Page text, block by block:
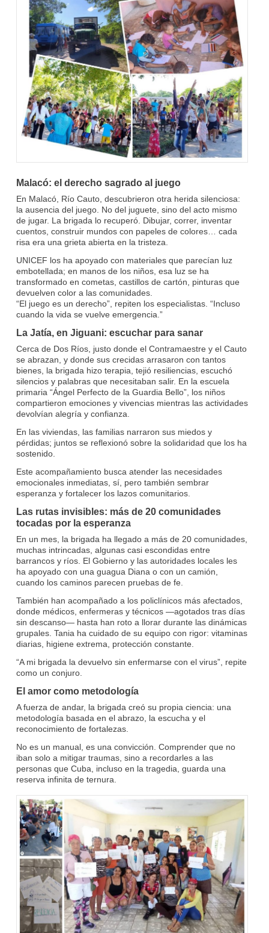
Malacó: el derecho sagrado al juego
En Malacó, Río Cauto, descubrieron otra herida silenciosa:
la ausencia del juego. No del juguete, sino del acto mismo
de jugar. La brigada lo recuperó. Dibujar, correr, inventar
cuentos, construir mundos con papeles de colores… cada
risa era una grieta abierta en la tristeza.
UNICEF los ha apoyado con materiales que parecían luz
embotellada; en manos de los niños, esa luz se ha
transformado en cometas, castillos de cartón, pinturas que
devuelven color a las comunidades.
“El juego es un derecho”, repiten los especialistas. “Incluso
cuando la vida se vuelve emergencia.”
La Jatía, en Jiguani: escuchar para sanar
Cerca de Dos Ríos, justo donde el Contramaestre y el Cauto
se abrazan, y donde sus crecidas arrasaron con tantos
bienes, la brigada hizo terapia, tejió resiliencias, escuchó
silencios y palabras que necesitaban salir. En la escuela
primaria “Ángel Perfecto de la Guardia Bello”, los niños
compartieron emociones y vivencias mientras las actividades
devolvían alegría y confianza.
En las viviendas, las familias narraron sus miedos y
pérdidas; juntos se reflexionó sobre la solidaridad que los ha
sostenido.
Este acompañamiento busca atender las necesidades
emocionales inmediatas, sí, pero también sembrar
esperanza y fortalecer los lazos comunitarios.
Las rutas invisibles: más de 20 comunidades
tocadas por la esperanza
En un mes, la brigada ha llegado a más de 20 comunidades,
muchas intrincadas, algunas casi escondidas entre
barrancos y ríos. El Gobierno y las autoridades locales les
ha apoyado con una guagua Diana o con un camión,
cuando los caminos parecen pruebas de fe.
También han acompañado a los policlínicos más afectados,
donde médicos, enfermeras y técnicos —agotados tras días
sin descanso— hasta han roto a llorar durante las dinámicas
grupales. Tania ha cuidado de su equipo con rigor: vitaminas
diarias, higiene extrema, protección constante.
“A mi brigada la devuelvo sin enfermarse con el virus”, repite
como un conjuro.
El amor como metodología
A fuerza de andar, la brigada creó su propia ciencia: una
metodología basada en el abrazo, la escucha y el
reconocimiento de fortalezas.
No es un manual, es una convicción. Comprender que no
iban solo a mitigar traumas, sino a recordarles a las
personas que Cuba, incluso en la tragedia, guarda una
reserva infinita de ternura.